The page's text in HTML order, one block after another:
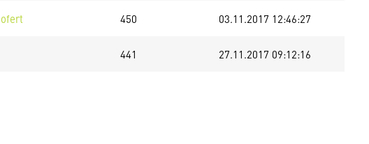
450 03.11.2017 12:46:27
441 27.11.2017 09:12:16